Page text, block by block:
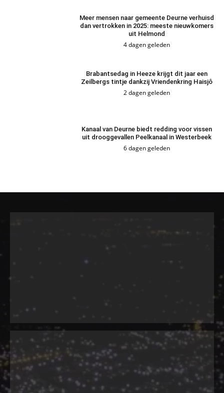
Meer mensen naar gemeente Deurne verhuisd
dan vertrokken in 2025: meeste nieuwkomers
uit Helmond
4 dagen geleden
Brabantsedag in Heeze krijgt dit jaar een
Zeilbergs tintje dankzij Vriendenkring Haisjô
2 dagen geleden
Kanaal van Deurne biedt redding voor vissen
uit drooggevallen Peelkanaal in Westerbeek
6 dagen geleden